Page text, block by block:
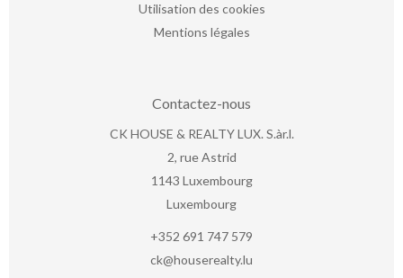
Utilisation des cookies
Mentions légales
Contactez-nous
CK HOUSE & REALTY LUX. S.àr.l.
2, rue Astrid
1143 Luxembourg
Luxembourg
+352 691 747 579
ck@houserealty.lu